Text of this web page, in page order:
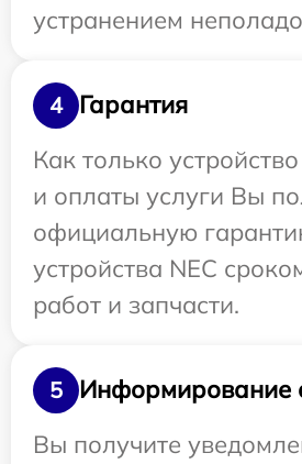
устранением
4
Гарантия
Как только
и оплаты услуги Вы
официальную
устройства NEC
работ и запчасти.
5
Информирование
Вы получите